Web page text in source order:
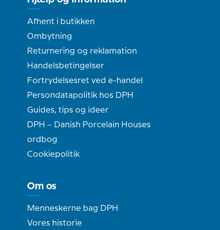
Afhent i butikken
Ombytning
Returnering og reklamation
Handelsbetingelser
Fortrydelsesret ved e-handel
Persondatapolitik hos DPH
Guides, tips og ideer
DPH – Danish Porcelain Houses
ordbog
Cookiepolitik
Om os
Menneskerne bag DPH
Vores historie